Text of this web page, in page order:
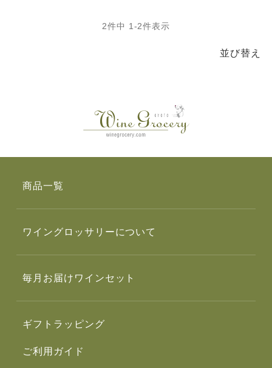
並び替え
2件中 1 -2件表示
商品一覧
ワイングロッサリーについて
毎月お届けワインセット
ギフトラッピング
ご利用ガイド